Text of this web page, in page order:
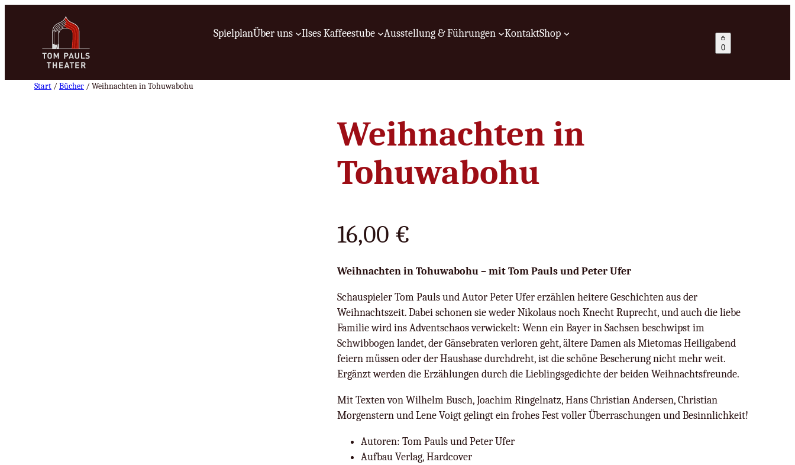
SpielplanÜber uns Ilses Kaffeestube Ausstellung & Führungen KontaktShop
0
Start / Bücher / Weihnachten in Tohuwabohu
Weihnachten in
Tohuwabohu
16,00 €
Weihnachten in Tohuwabohu – mit Tom Pauls und Peter Ufer
Schauspieler Tom Pauls und Autor Peter Ufer erzählen heitere Geschichten aus der
Weihnachtszeit. Dabei schonen sie weder Nikolaus noch Knecht Ruprecht, und auch die liebe
Familie wird ins Adventschaos verwickelt: Wenn ein Bayer in Sachsen beschwipst im
Schwibbogen landet, der Gänsebraten verloren geht, ältere Damen als Mietomas Heiligabend
feiern müssen oder der Haushase durchdreht, ist die schöne Bescherung nicht mehr weit.
Ergänzt werden die Erzählungen durch die Lieblingsgedichte der beiden Weihnachtsfreunde.
Mit Texten von Wilhelm Busch, Joachim Ringelnatz, Hans Christian Andersen, Christian
Morgenstern und Lene Voigt gelingt ein frohes Fest voller Überraschungen und Besinnlichkeit!
Autoren: Tom Pauls und Peter Ufer
Aufbau Verlag, Hardcover